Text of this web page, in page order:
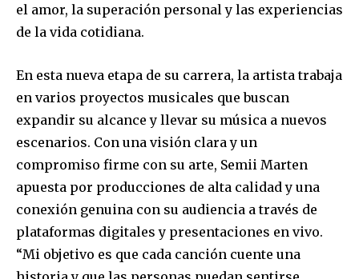
el amor, la superación personal y las experiencias
de la vida cotidiana.
En esta nueva etapa de su carrera, la artista trabaja
en varios proyectos musicales que buscan
expandir su alcance y llevar su música a nuevos
escenarios. Con una visión clara y un
compromiso firme con su arte, Semii Marten
apuesta por producciones de alta calidad y una
conexión genuina con su audiencia a través de
plataformas digitales y presentaciones en vivo.
“Mi objetivo es que cada canción cuente una